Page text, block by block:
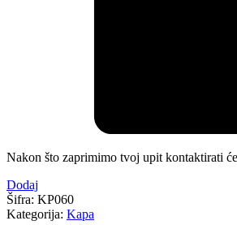
Nakon što zaprimimo tvoj upit kontaktirati
Dodaj
Šifra: KP060
Kategorija: Kapa